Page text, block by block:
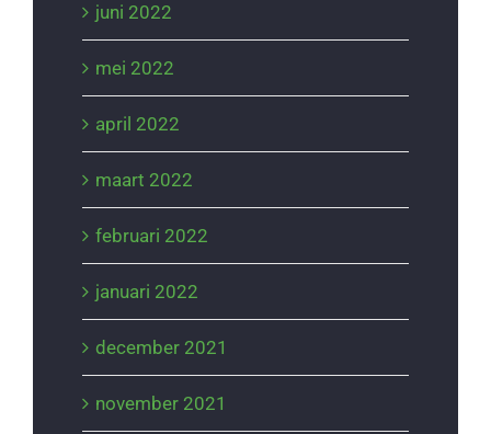
juni 2022
mei 2022
april 2022
maart 2022
februari 2022
januari 2022
december 2021
november 2021